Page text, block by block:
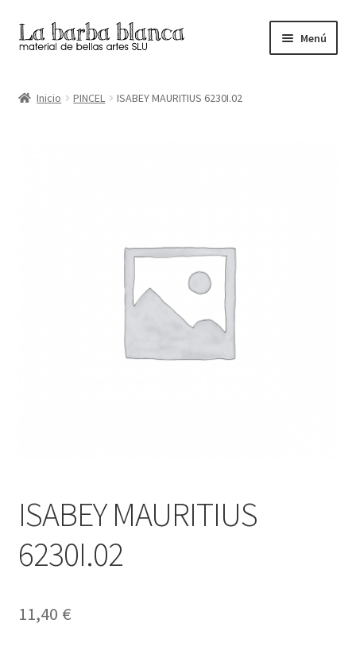
Ir
a
navegación
Ir
al
Menú
Inicio PINCEL ISABEY MAURITIUS 6230I.02
ISABEY MAURITIUS
6230I.02
11,40 €